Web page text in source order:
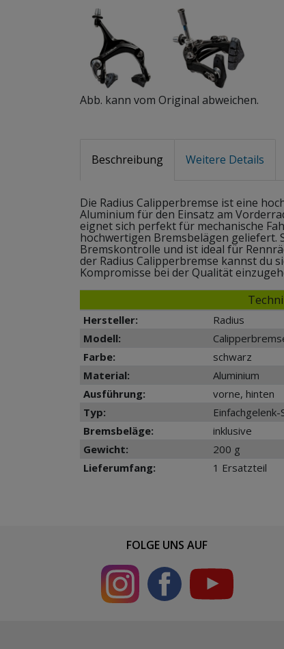
Abb. kann vom Original abweichen.
Beschreibung Weitere Details
Die Radius Calipperbremse ist eine
Aluminium für den Einsatz am
eignet sich perfekt für mechanische
hochwertigen Bremsbelägen geliefert.
Bremskontrolle und ist ideal für
der Radius Calipperbremse kannst du
Kompromisse bei der Qualität
Hersteller:
Radius
Modell:
Farbe:
schwarz
Material:
Aluminium
Ausführung:
vorne, hinten
Typ:
Bremsbeläge:
inklusive
Gewicht:
200 g
Lieferumfang:
1 Ersatzteil
FOLGE UNS AUF